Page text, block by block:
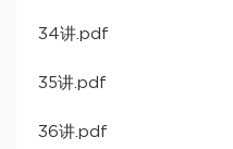
34讲.pdf
35讲.pdf
36讲.pdf